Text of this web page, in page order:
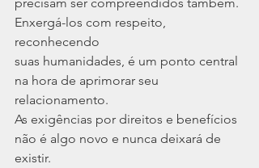
Enxergá-los com respeito,
reconhecendo
suas humanidades, é um ponto central
na hora de aprimorar seu
relacionamento.
As exigências por direitos e benefícios
não é algo novo e nunca deixará de
existir.